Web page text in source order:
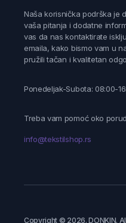
Naša korisnička podrška je
vaša pitanja i dodatne
vas da nas kontaktirate
emaila, kako bismo vam u
pružili tačan i kvalitetan
Ponedeljak-Subota: 08:00-
Treba vam pomoć oko
info@tekstilshop.rs
Copyright © 2026. DONKIN.